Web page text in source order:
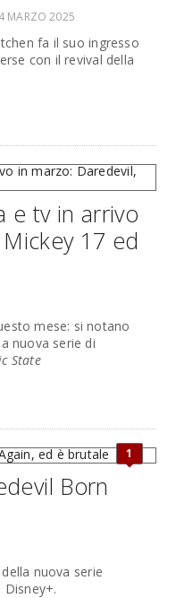
MARZO 2025
fa il suo ingresso
con il revival della
e tv in arrivo
17 ed
mese: si notano
nuova serie di
State
1
Born
nuova serie